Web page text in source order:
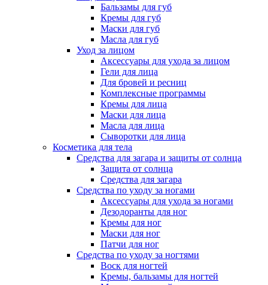
Бальзамы для губ
Кремы для губ
Маски для губ
Масла для губ
Уход за лицом
Аксессуары для ухода за лицом
Гели для лица
Для бровей и ресниц
Комплексные программы
Кремы для лица
Маски для лица
Масла для лица
Сыворотки для лица
Косметика для тела
Средства для загара и защиты от солнца
Защита от солнца
Средства для загара
Средства по уходу за ногами
Аксессуары для ухода за ногами
Дезодоранты для ног
Кремы для ног
Маски для ног
Патчи для ног
Средства по уходу за ногтями
Воск для ногтей
Кремы, бальзамы для ногтей